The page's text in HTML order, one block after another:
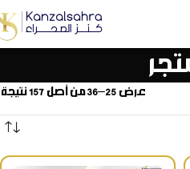
عرض 25–36 من أصل 157 نتيجة